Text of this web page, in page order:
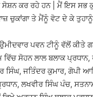
ਸੋਸ਼ਨ ਕਰ ਰਹੇ ਹਨ | ਮੈਂ ਇਸ ਸਭ
ਚੁਕਾਂਗਾ ਤੇ ਮੈਂਨੂੰ ਵੋਟ ਦੇ ਕੇ
ਪਵਨ ਟੀਨੂੰ ਵੱਲੋਂ ਕੀਤੇ
ਸੋਹਨ ਲਾਲ ਬਲਾਕ ਪ੍ਰਧਾਨ,
ਸਿੰਘ, ਜਤਿੰਦਰ ਕੁਮਾਰ, ਗੋਪੀ
ਲਖਵੀਰ ਸਿੰਘ ਪੰਚ,